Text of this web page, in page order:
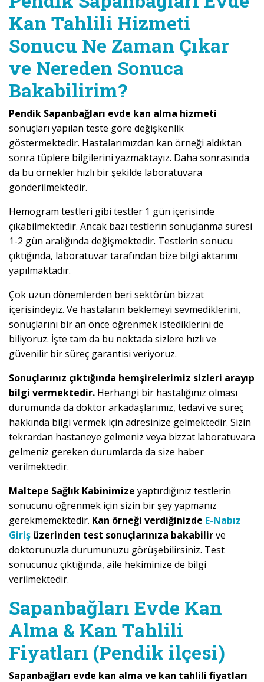
Kan Tahlili Hizmeti
Sonucu Ne Zaman Çıkar
ve Nereden Sonuca
Bakabilirim?
Pendik Sapanbağları evde kan alma hizmeti
sonuçları yapılan teste göre değişkenlik
göstermektedir. Hastalarımızdan kan örneği aldıktan
sonra tüplere bilgilerini yazmaktayız. Daha sonrasında
da bu örnekler hızlı bir şekilde laboratuvara
gönderilmektedir.
Hemogram testleri gibi testler 1 gün içerisinde
çıkabilmektedir. Ancak bazı testlerin sonuçlanma süresi
1-2 gün aralığında değişmektedir. Testlerin sonucu
çıktığında, laboratuvar tarafından bize bilgi aktarımı
yapılmaktadır.
Çok uzun dönemlerden beri sektörün bizzat
içerisindeyiz. Ve hastaların beklemeyi sevmediklerini,
sonuçlarını bir an önce öğrenmek istediklerini de
biliyoruz. İşte tam da bu noktada sizlere hızlı ve
güvenilir bir süreç garantisi veriyoruz.
Sonuçlarınız çıktığında hemşirelerimiz sizleri arayıp
bilgi vermektedir. Herhangi bir hastalığınız olması
durumunda da doktor arkadaşlarımız, tedavi ve süreç
hakkında bilgi vermek için adresinize gelmektedir. Sizin
tekrardan hastaneye gelmeniz veya bizzat laboratuvara
gelmeniz gereken durumlarda da size haber
verilmektedir.
Maltepe Sağlık Kabinimize yaptırdığınız testlerin
sonucunu öğrenmek için sizin bir şey yapmanız
gerekmemektedir. Kan örneği verdiğinizde E-Nabız
Giriş üzerinden test sonuçlarınıza bakabilirve
doktorunuzla durumunuzu görüşebilirsiniz. Test
sonucunuz çıktığında, aile hekiminize de bilgi
verilmektedir.
Sapanbağları Evde Kan
Alma & Kan Tahlili
Fiyatları (Pendik ilçesi)
Sapanbağları evde kan alma ve kan tahlili fiyatları